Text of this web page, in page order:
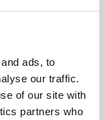
ads, to
our traffic.
of our site with
partners who
master
contabilità
e quelle di